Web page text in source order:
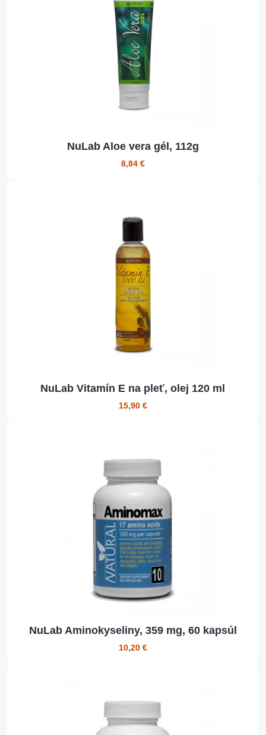
NuLab Aloe vera gél, 112g
8,84 €
NuLab Vitamín E na pleť, olej 120 ml
15,90 €
NuLab Aminokyseliny, 359 mg, 60 kapsúl
10,20 €